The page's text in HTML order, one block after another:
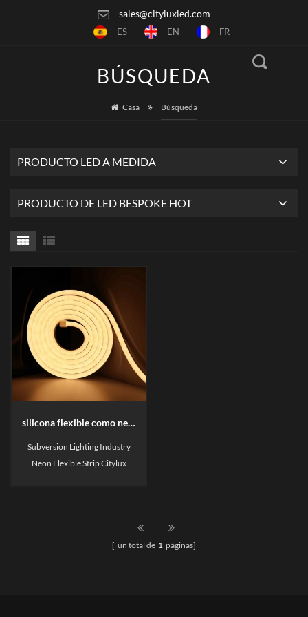
sales@cityluxled.com
ES EN FR
BÚSQUEDA
Casa Búsqueda
PRODUCTO LED A MEDIDA
PRODUCTO DE LED BESPOKE HOT
silicona flexible como neón tira llevada
Subversion Lighting Industry
Neon Flexible Strip Citylux
[ un total de 1 páginas]